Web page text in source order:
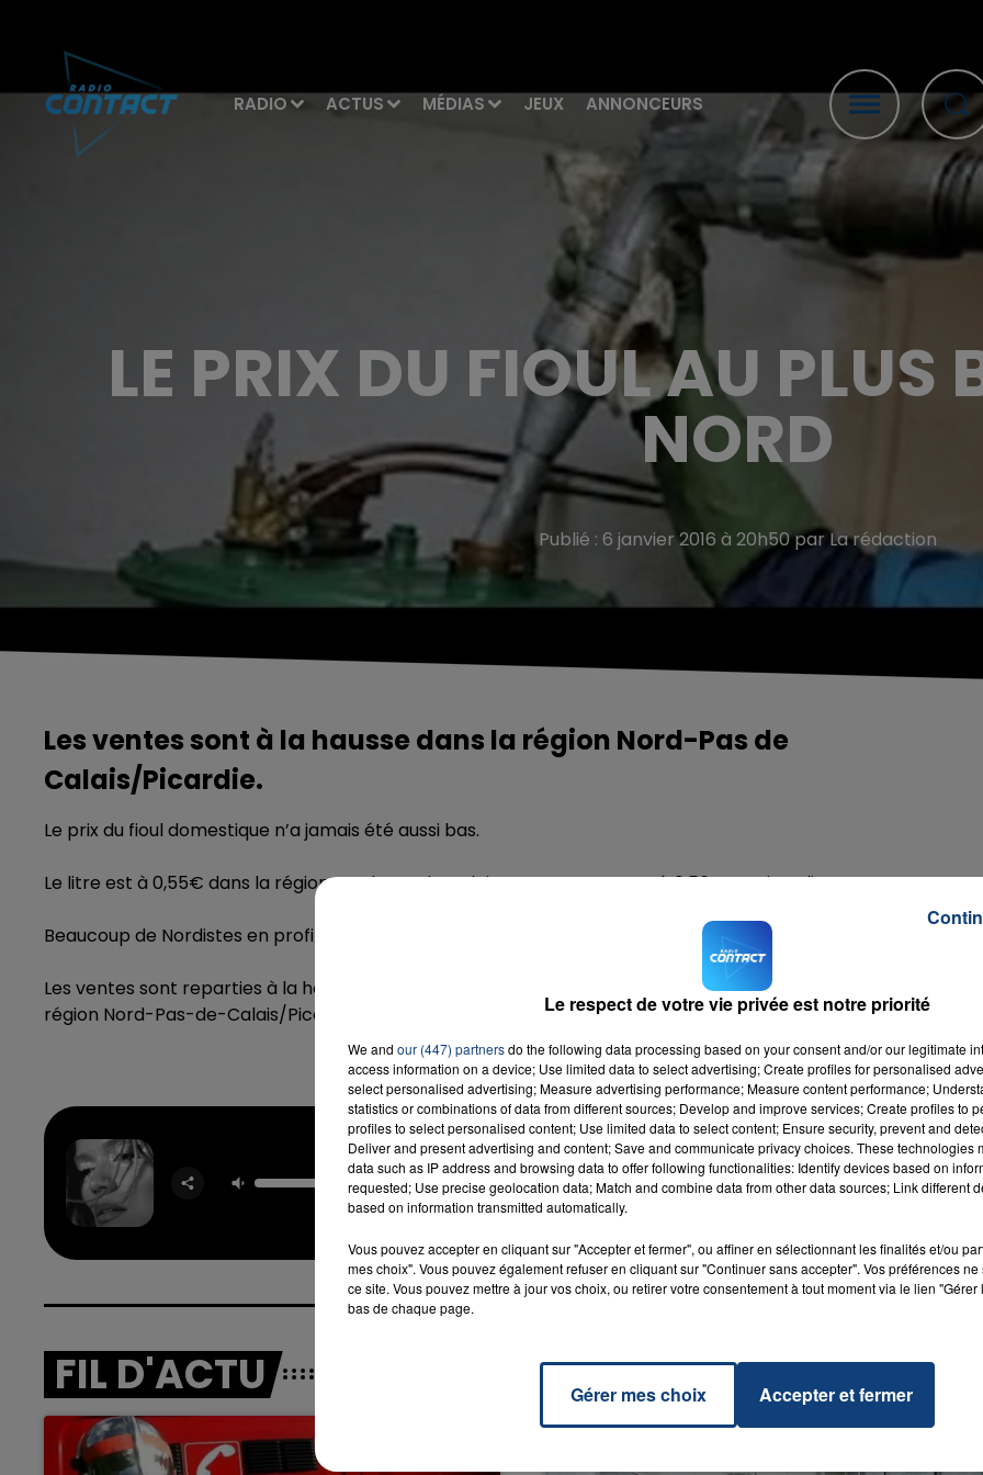
RADIO ACTUS MÉDIAS JEUX ANNONCEURS
LA TEAM DU WEEK-END
7h00 - 12h00
LA TEAM DU WEEK-END
LE PRIX DU FIOUL AU PLUS
NORD
Publié : 6 janvier 2016 à 20h50 par La rédaction
Les ventes sont à la hausse dans la région Nord-Pas de
Calais/Picardie.
Le prix du fioul domestique n’a jamais été aussi bas.
Le litre est à 0,55€ dans la région Nord-Pas de Calais en ce moment et à 0,56€ en Picardie.
Beaucoup de Nordistes en profitent pour faire le plein, après la chute du cours du baril de pétrole.
Les ventes sont reparties à la hausse. Les livraisons s'enchaînent donc pour les marchands de fioul dans la
région Nord-Pas-de-Calais/Picardie.
Matadora
KAROL G
RADIO CONTACT
FIL D'ACTU
Le respect de votre vie privée est notre priorité
We and our (447) partnersdo the following data processing based on your consent and/or our legitimate
access information on a device; Use limited data to select advertising; Create profiles for personalised
select personalised advertising; Measure advertising performance; Measure content performance;
statistics or combinations of data from different sources; Develop and improve services; Create profiles to
profiles to select personalised content; Use limited data to select content; Ensure security, prevent and
Deliver and present advertising and content; Save and communicate privacy choices. These technologies
data such as IP address and browsing data to offer following functionalities: Identify devices based on
requested; Use precise geolocation data; Match and combine data from other data sources; Link different
based on information transmitted automatically.
Vous pouvez accepter en cliquant sur "Accepter et fermer", ou affiner en sélectionnant les finalités et/ou
mes choix". Vous pouvez également refuser en cliquant sur "Continuer sans accepter". Vos préférences
ce site. Vous pouvez mettre à jour vos choix, ou retirer votre consentement à tout moment via le lien
bas de chaque page.
Gérer mes choix Accepter et fermer